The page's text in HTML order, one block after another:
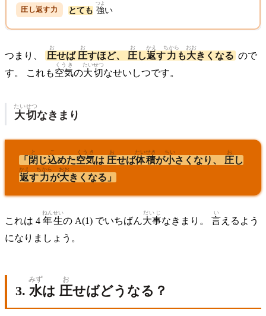
とても 強
つよ
い
つまり、 圧
お
せば圧
お
すほど、 圧
お
し返
かえ
す力
ちから
も大
おお
きくなる ので
す。 これも空気
くうき
の大切
たいせつ
なせいしつです。
大切
たいせつ
なきまり
「 閉
と
じ込
こ
めた空気
くうき
は 圧
お
せば体積
たいせき
が小
ちい
さくなり、 圧
お
し
返
かえ
す力
ちから
が大
おお
きくなる」
これは 4 年生
ねんせい
の A(1) でいちばん大事
だいじ
なきまり。 言
い
えるよう
になりましょう。
3. 水
みず
は 圧
お
せばどうなる？